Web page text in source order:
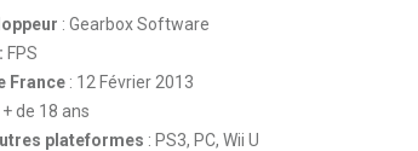
: Gearbox Software
FPS
France : 12 Février 2013
+ de 18 ans
plateformes : PS3, PC, Wii U